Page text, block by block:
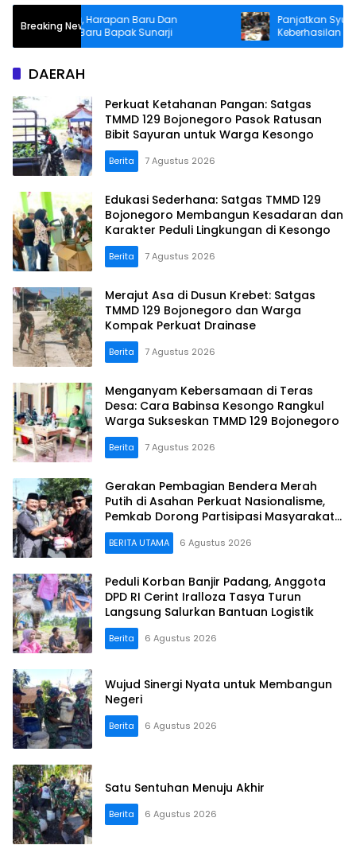
Breaking News
Baru, Harapan Baru Dan
Baru Bapak Sunarji
Panjatkan Syukur
Keberhasilan
DAERAH
Perkuat Ketahanan Pangan: Satgas
TMMD 129 Bojonegoro Pasok Ratusan
Bibit Sayuran untuk Warga Kesongo
Berita 7 Agustus 2026
Edukasi Sederhana: Satgas TMMD 129
Bojonegoro Membangun Kesadaran dan
Karakter Peduli Lingkungan di Kesongo
Berita 7 Agustus 2026
Merajut Asa di Dusun Krebet: Satgas
TMMD 129 Bojonegoro dan Warga
Kompak Perkuat Drainase
Berita 7 Agustus 2026
Menganyam Kebersamaan di Teras
Desa: Cara Babinsa Kesongo Rangkul
Warga Sukseskan TMMD 129 Bojonegoro
Berita 7 Agustus 2026
Gerakan Pembagian Bendera Merah
Putih di Asahan Perkuat Nasionalisme,
Pemkab Dorong Partisipasi Masyarakat
hingga Pelosok Desa
BERITA UTAMA 6 Agustus 2026
Peduli Korban Banjir Padang, Anggota
DPD RI Cerint Iralloza Tasya Turun
Langsung Salurkan Bantuan Logistik
Berita 6 Agustus 2026
Wujud Sinergi Nyata untuk Membangun
Negeri
Berita 6 Agustus 2026
Satu Sentuhan Menuju Akhir
Berita 6 Agustus 2026